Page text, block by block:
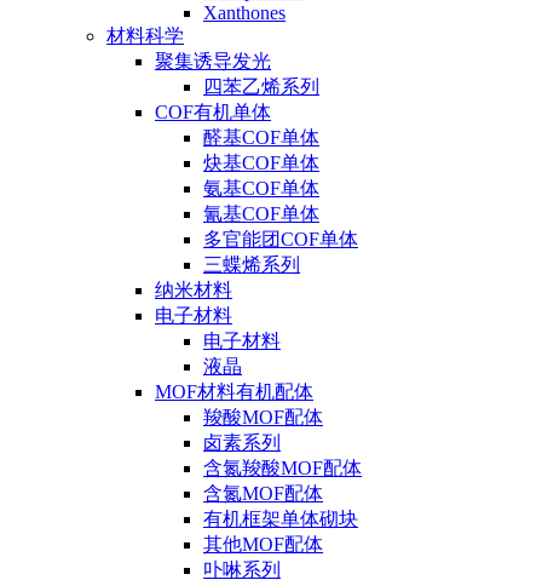
Xanthones
材料科学
聚集诱导发光
四苯乙烯系列
COF有机单体
醛基COF单体
炔基COF单体
氨基COF单体
氰基COF单体
多官能团COF单体
三蝶烯系列
纳米材料
电子材料
电子材料
液晶
MOF材料有机配体
羧酸MOF配体
卤素系列
含氮羧酸MOF配体
含氮MOF配体
有机框架单体砌块
其他MOF配体
卟啉系列